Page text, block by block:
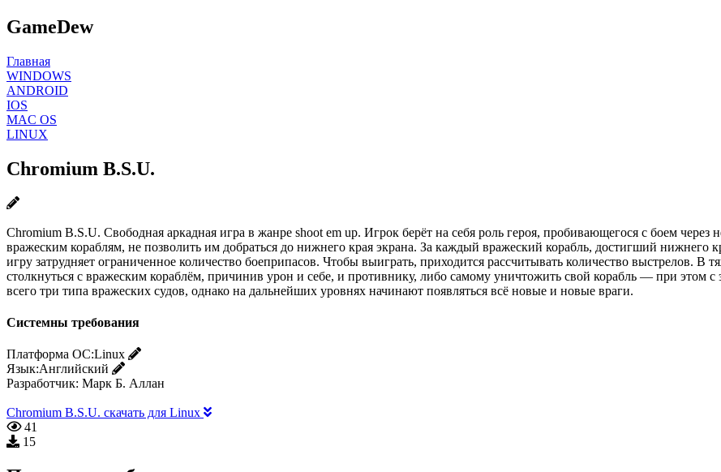
GameDew
Главная
WINDOWS
ANDROID
IOS
MAC OS
LINUX
Chromium B.S.U.
Chromium B.S.U. Свободная аркадная игра в жанре shoot em up. Игрок берёт на себя роль героя, пробивающегося с боем через
вражеским кораблям, не позволить им добраться до нижнего края экрана. За каждый вражеский корабль, достигший нижнего
игру затрудняет ограниченное количество боеприпасов. Чтобы выиграть, приходится рассчитывать количество выстрелов.
столкнуться с вражеским кораблём, причинив урон и себе, и противнику, либо самому уничтожить свой корабль — при этом
всего три типа вражеских судов, однако на дальнейших уровнях начинают появляться всё новые и новые враги.
Системны требования
Платформа ОС:Linux
Язык:Английский
Разработчик: Марк Б. Аллан
Chromium B.S.U. скачать для Linux
41
15